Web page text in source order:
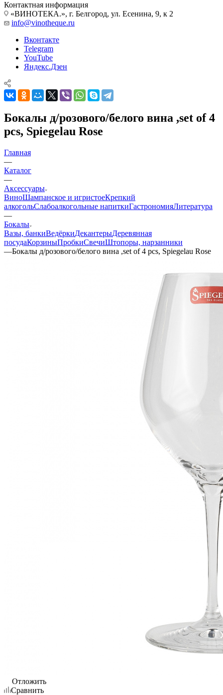
Контактная информация
«ВИНОТЕКА.», г. Белгород, ул. Есенина, 9, к 2
info@vinotheque.ru
Вконтакте
Telegram
YouTube
Яндекс.Дзен
Бокалы д/розового/белого вина ,set of 4
pcs, Spiegelau Rose
Главная
—
Каталог
—
Аксессуары
ВиноШампанское и игристоеКрепкий
алкогольСлабоалкогольные напиткиГастрономияЛитература
—
Бокалы
Вазы, банкиВедёркиДекантерыДеревянная
посудаКорзиныПробкиСвечиШтопоры, нарзанники
—Бокалы д/розового/белого вина ,set of 4 pcs, Spiegelau Rose
Отложить
Сравнить